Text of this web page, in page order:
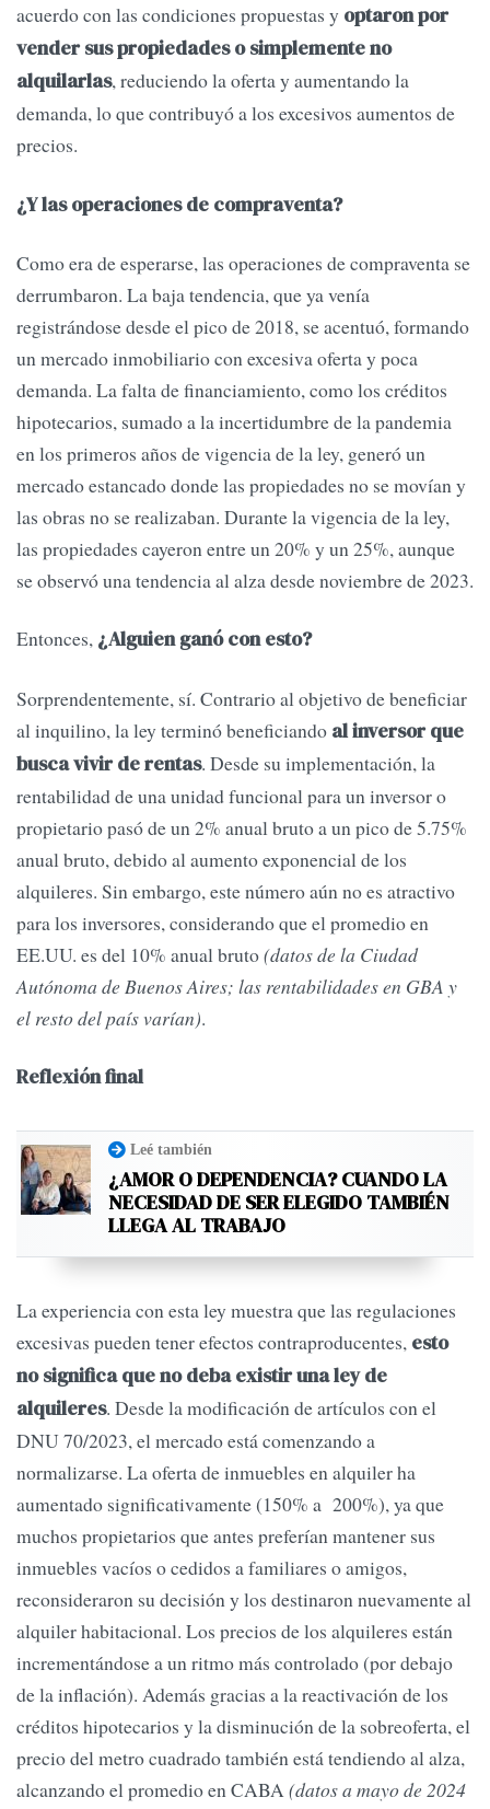
acuerdo con las condiciones propuestas y optaron por
vender sus propiedades o simplemente no
alquilarlas, reduciendo la oferta y aumentando la
demanda, lo que contribuyó a los excesivos aumentos de
precios.
¿Y las operaciones de compraventa?
Como era de esperarse, las operaciones de compraventa se
derrumbaron. La baja tendencia, que ya venía
registrándose desde el pico de 2018, se acentuó, formando
un mercado inmobiliario con excesiva oferta y poca
demanda. La falta de financiamiento, como los créditos
hipotecarios, sumado a la incertidumbre de la pandemia
en los primeros años de vigencia de la ley, generó un
mercado estancado donde las propiedades no se movían y
las obras no se realizaban. Durante la vigencia de la ley,
las propiedades cayeron entre un 20% y un 25%, aunque
se observó una tendencia al alza desde noviembre de 2023.
Entonces, ¿Alguien ganó con esto?
Sorprendentemente, sí. Contrario al objetivo de beneficiar
al inquilino, la ley terminó beneficiando al inversor que
busca vivir de rentas. Desde su implementación, la
rentabilidad de una unidad funcional para un inversor o
propietario pasó de un 2% anual bruto a un pico de 5.75%
anual bruto, debido al aumento exponencial de los
alquileres. Sin embargo, este número aún no es atractivo
para los inversores, considerando que el promedio en
EE.UU. es del 10% anual bruto(datos de la Ciudad
Autónoma de Buenos Aires; las rentabilidades en GBA y
el resto del país varían).
Reflexión final
Leé también
¿AMOR O DEPENDENCIA? CUANDO LA
NECESIDAD DE SER ELEGIDO TAMBIÉN
LLEGA AL TRABAJO
La experiencia con esta ley muestra que las regulaciones
excesivas pueden tener efectos contraproducentes, esto
no significa que no deba existir una ley de
alquileres. Desde la modificación de artículos con el
DNU 70/2023, el mercado está comenzando a
normalizarse. La oferta de inmuebles en alquiler ha
aumentado significativamente (150% a 200%), ya que
muchos propietarios que antes preferían mantener sus
inmuebles vacíos o cedidos a familiares o amigos,
reconsideraron su decisión y los destinaron nuevamente al
alquiler habitacional. Los precios de los alquileres están
incrementándose a un ritmo más controlado (por debajo
de la inflación). Además gracias a la reactivación de los
créditos hipotecarios y la disminución de la sobreoferta, el
precio del metro cuadrado también está tendiendo al alza,
alcanzando el promedio en CABA(datos a mayo de 2024